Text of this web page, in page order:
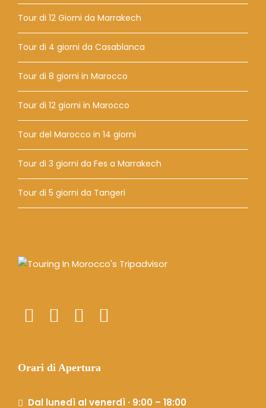
Tour di 12 Giorni da Marrakech
Tour di 4 giorni da Casablanca
Tour di 8 giorni in Marocco
Tour di 12 giorni in Marocco
Tour del Marocco in 14 giorni
Tour di 3 giorni da Fes a Marrakech
Tour di 5 giorni da Tangeri
Orari di Apertura
Dal lunedì al venerdì · 9:00 – 18:00